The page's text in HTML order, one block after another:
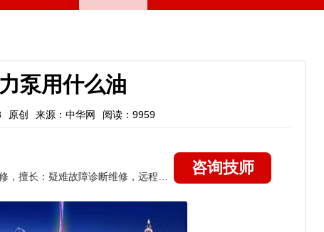
泵用什么油
原创 来源：中华网 阅读：9959
咨询技师